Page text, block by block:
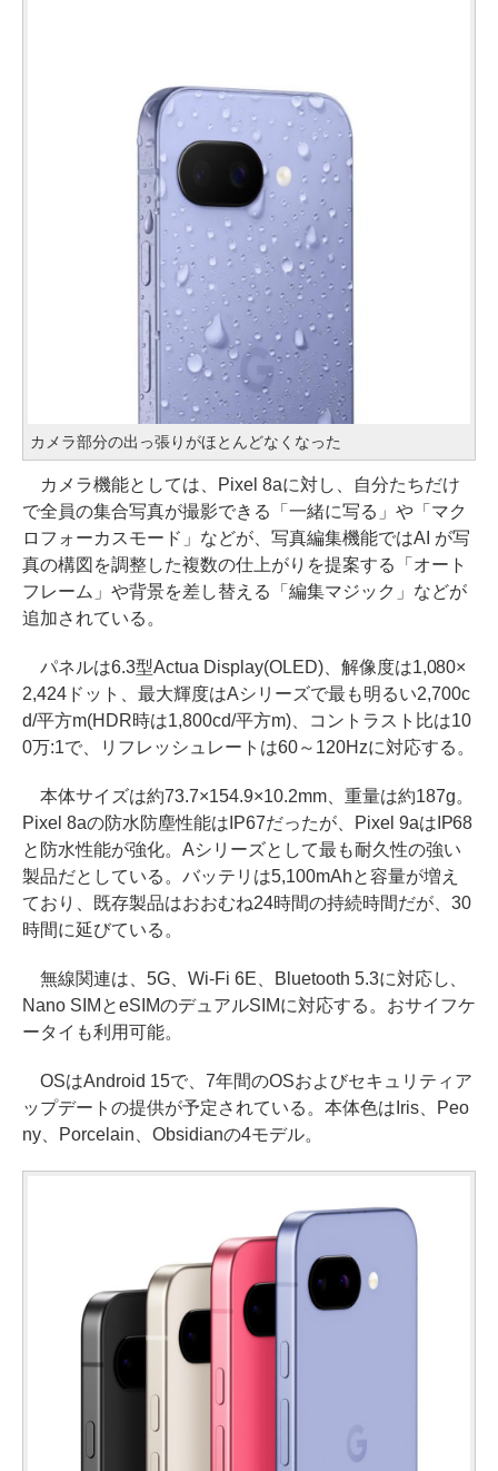
カメラ部分の出っ張りがほとんどなくなった
カメラ機能としては、Pixel 8aに対し、自分たちだけ
で全員の集合写真が撮影できる「一緒に写る」や「マク
ロフォーカスモード」などが、写真編集機能ではAI が写
真の構図を調整した複数の仕上がりを提案する「オート
フレーム」や背景を差し替える「編集マジック」などが
追加されている。
パネルは6.3型Actua Display(OLED)、解像度は1,080×
2,424ドット、最大輝度はAシリーズで最も明るい2,700c
d/平方m(HDR時は1,800cd/平方m)、コントラスト比は10
0万:1で、リフレッシュレートは60～120Hzに対応する。
本体サイズは約73.7×154.9×10.2mm、重量は約187g。
Pixel 8aの防水防塵性能はIP67だったが、Pixel 9aはIP68
と防水性能が強化。Aシリーズとして最も耐久性の強い
製品だとしている。バッテリは5,100mAhと容量が増え
ており、既存製品はおおむね24時間の持続時間だが、30
時間に延びている。
無線関連は、5G、Wi-Fi 6E、Bluetooth 5.3に対応し、
Nano SIMとeSIMのデュアルSIMに対応する。おサイフケ
ータイも利用可能。
OSはAndroid 15で、7年間のOSおよびセキュリティア
ップデートの提供が予定されている。本体色はIris、Peo
ny、Porcelain、Obsidianの4モデル。